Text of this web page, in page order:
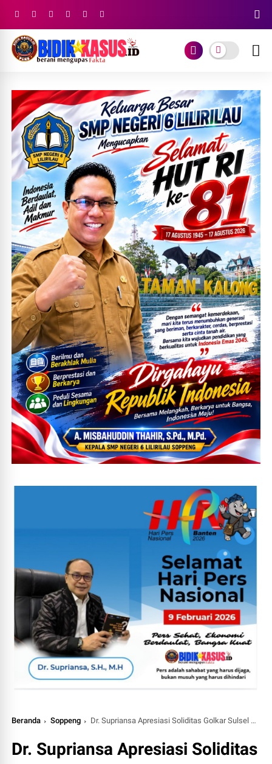
Beranda Soppeng Dr. Supriansa Apresiasi Soliditas Golkar Sulsel dalam Konsolidasi Akbar di Kabupaten Soppeng
Dr. Supriansa Apresiasi Soliditas